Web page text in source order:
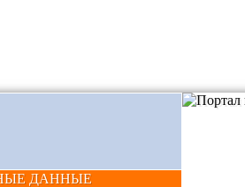
ДАННЫЕ